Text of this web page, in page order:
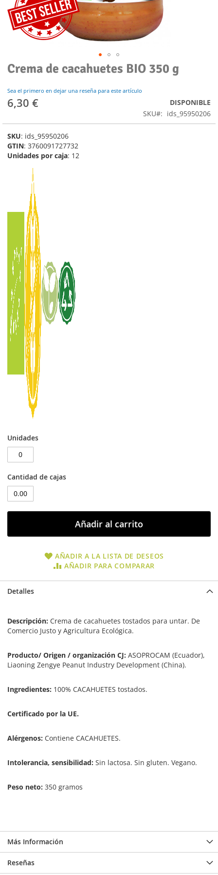
Crema de cacahuetes BIO 350 g
Sea el primero en dejar una reseña para este artículo
6,30 €
DISPONIBLE
SKU
ids_95950206
SKU: ids_95950206
GTIN: 3760091727732
Unidades por caja: 12
Unidades
Cantidad de cajas
Añadir al carrito
AÑADIR A LA LISTA DE DESEOS
AÑADIR PARA COMPARAR
Saltar
al
de
la
de
imágenes
Detalles
Descripción: Crema de cacahuetes tostados para untar. De
Comercio Justo y Agricultura Ecológica.
Producto/ Origen / organización CJ: ASOPROCAM (Ecuador),
Liaoning Zengye Peanut Industry Development (China).
Ingredientes: 100% CACAHUETES tostados.
Certificado por la UE.
Alérgenos: Contiene CACAHUETES.
Intolerancia, sensibilidad: Sin lactosa. Sin gluten. Vegano.
Peso neto: 350 gramos
Más Información
Reseñas